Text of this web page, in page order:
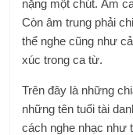
nặng một chút. Âm
Còn âm trung phải
thể nghe cũng như
xúc trong ca từ.
Trên đây là những
những tên tuổi tài
cách nghe nhạc như